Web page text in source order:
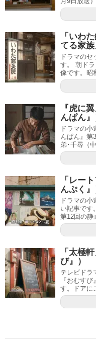
「いわ
てる家族
ドラマの
す。 朝ド
像です。昭
『虎に
んぱん』
ドラマの
んぱん』第
弟･千尋（
「レー
んぷく』
ドラマの
い記事です
第12回の静
「太極
び』）
テレビドラ
『おむす
す。ドアに